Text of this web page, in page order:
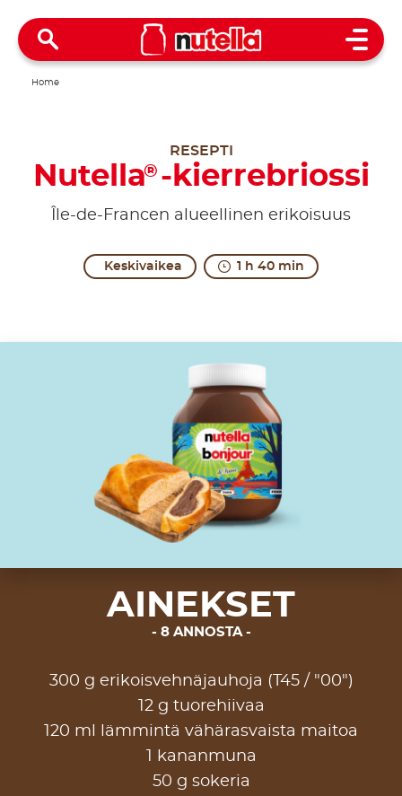
Open
Home
RESEPTI
Nutella® -kierrebriossi
Île-de-Francen alueellinen erikoisuus
Keskivaikea 1 h 40 min
AINEKSET
8 ANNOSTA
300 g erikoisvehnäjauhoja (T45 / "00")
12 g tuorehiivaa
120 ml lämmintä vähärasvaista maitoa
1 kananmuna
50 g sokeria